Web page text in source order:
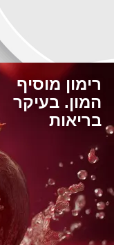
רימון מוסיף
המון. בעיקר
בריאות